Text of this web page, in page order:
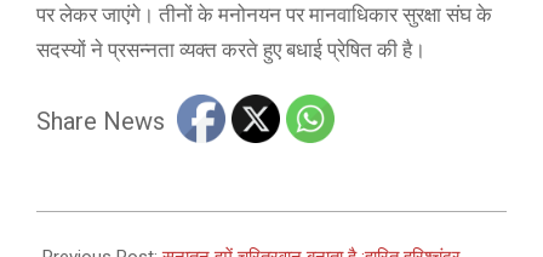
पर लेकर जाएंगे। तीनों के मनोनयन पर मानवाधिकार सुरक्षा संघ के
सदस्यों ने प्रसन्नता व्यक्त करते हुए बधाई प्रेषित की है।
Share News